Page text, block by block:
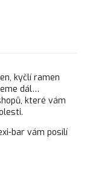
kyčlí ramen
dál…
které vám
bar vám posílí